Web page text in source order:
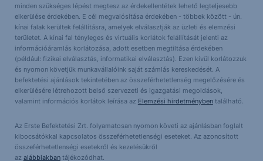
minden szükséges lépést megtesz az érdekellentétek lehető legteljesebb
elkerülése érdekében. E cél megvalósítása érdekében - többek között - ún.
kínai falak kerültek felállításra, amelyek elválasztják az üzleti és elemzési
területet. A kínai fal tényleges és virtuális korlátok felállítását jelenti az
információáramlás korlátozása, adott esetben megtiltása érdekében
(például: fizikai elválasztás, informatikai elválasztás). Ezen kívül korlátozzuk
és nyomon követjük munkavállalóink saját számlás kereskedését. A
befektetési ajánlások tekintetében az összeférhetetlenség megelőzésére és
elkerülésére létrehozott belső szervezeti és igazgatási megoldások,
valamint információs korlátok leírása az Elemzési hirdetménybentalálható.
Az Erste Befektetési Zrt. folyamatosan nyomon követi az ajánlásban foglalt
kibocsátókkal kapcsolatos összeférhetetlenségi eseteket. Az azonosított
összeférhetetlenségi esetekről és kezelésükről
az alábbiakbantájékozódhat.